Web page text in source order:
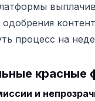
одобрения
процесс на
красные
и